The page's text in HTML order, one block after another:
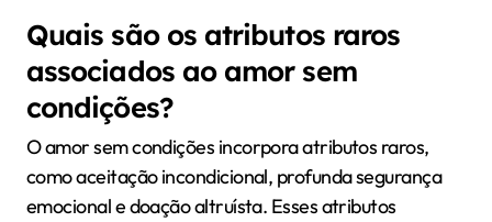
Quais são os atributos raros
associados ao amor sem
condições?
O amor sem condições incorpora atributos raros,
como aceitação incondicional, profunda segurança
emocional e doação altruísta. Esses atributos